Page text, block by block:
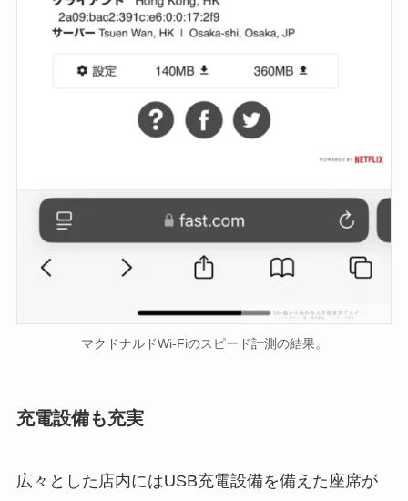
マクドナルドWi-Fiのスピード計測の結果。
充電設備も充実
広々とした店内にはUSB充電設備を備えた座席が